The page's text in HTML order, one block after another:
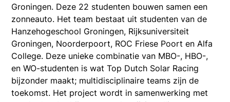
Groningen. Deze 22 studenten bouwen samen een
zonneauto. Het team bestaat uit studenten van de
Hanzehogeschool Groningen, Rijksuniversiteit
Groningen, Noorderpoort, ROC Friese Poort en Alfa
College. Deze unieke combinatie van MBO-, HBO-,
en WO-studenten is wat Top Dutch Solar Racing
bijzonder maakt; multidisciplinaire teams zijn de
toekomst. Het project wordt in samenwerking met